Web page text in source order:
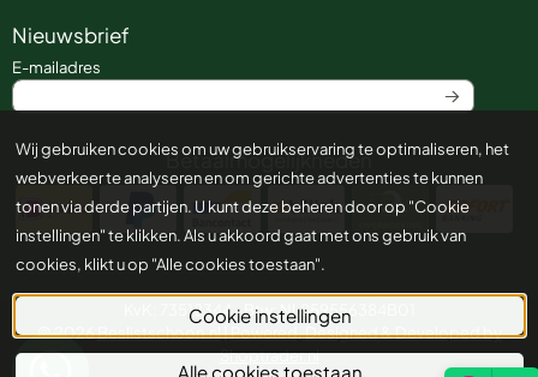
Nieuwsbrief
E-mailadres
Betaalmogelijkheden
KvK: 73518344 - Btw: NL859556384B01
©2026Beslistschoon.nl|Powered, Designed & Developed by
Shoptrader.nl
Wij gebruiken cookies om uw gebruikservaring te optimaliseren, het
webverkeer te analyseren en om gerichte advertenties te kunnen
tonen via derde partijen. U kunt deze beheren door op "Cookie
instellingen" te klikken. Als u akkoord gaat met ons gebruik van
cookies, klikt u op "Alle cookies toestaan".
Cookie instellingen
Alle cookies toestaan